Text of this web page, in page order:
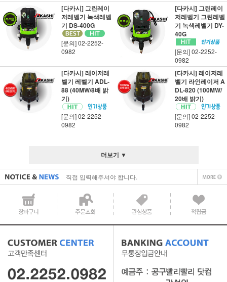
[다카시] 그린레이
저레벨기 녹색레벨
기 DS-400G
[문의] 02-2252-
0982
[다카시] 그린레이
저레벨기 그린레벨
기 녹색레벨기 DY-
40G
[문의] 02-2252-
0982
[다카시] 레이저레
벨기 레벨기 ADL-
88 (40MW/8배 밝
기)
[문의] 02-2252-
0982
[다카시] 레이저레
벨기 라인레이저 A
DL-820 (100MW/
20배 밝기)
[문의] 02-2252-
0982
더보기 ▼
직접 입력해주셔야 합니다.
공지사항 텍스트1